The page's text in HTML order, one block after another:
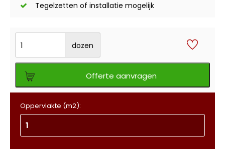
Tegelzetten of installatie mogelijk
dozen
Offerte aanvragen
Oppervlakte (m2):